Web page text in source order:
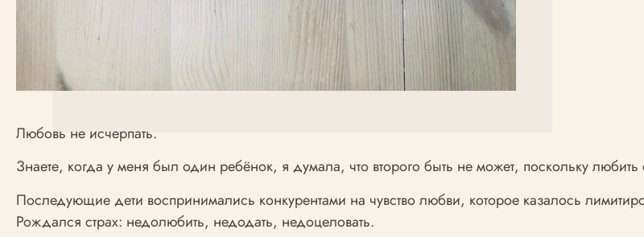
Любовь не исчерпать.
Знаете, когда у меня был один ребёнок, я думала, что второго быть не может, поскольку
Последующие дети воспринимались конкурентами на чувство любви, которое казалось
Рождался страх: недолюбить, недодать, недоцеловать.